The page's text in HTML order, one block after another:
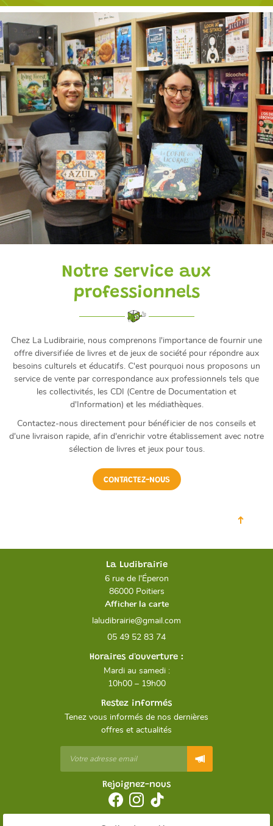
Rejoignez-
Notre service aux
professionnels
Chez La Ludibrairie, nous comprenons l'importance de fournir une
offre diversifiée de livres et de jeux de société pour répondre aux
besoins culturels et éducatifs. C'est pourquoi nous proposons un
service de vente par correspondance aux professionnels tels que
les collectivités, les CDI (Centre de Documentation et
d'Information) et les médiathèques.
Contactez-nous directement pour bénéficier de nos conseils et
d'une livraison rapide, afin d'enrichir votre établissement avec notre
sélection de livres et jeux pour tous.
CONTACTEZ-NOUS
La Ludibrairie
6 rue de l'Éperon
86000 Poitiers
Afficher la carte
05 49 52 83 74
Horaires d'ouverture :
Mardi au samedi :
10h00 – 19h00
Restez informés
Tenez vous informés de nos dernières
offres et actualités
Rejoignez-nous